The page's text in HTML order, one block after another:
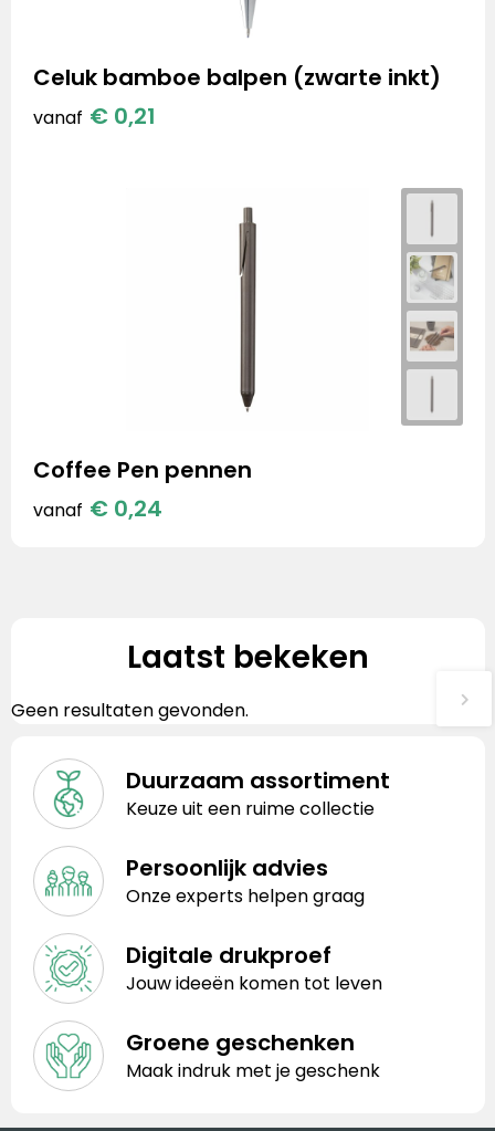
Celuk bamboe balpen (zwarte inkt)
vanaf € 0,21
Coffee Pen pennen
vanaf € 0,24
Laatst bekeken
Geen resultaten gevonden.
Duurzaam assortiment
Keuze uit een ruime collectie
Persoonlijk advies
Onze experts helpen graag
Digitale drukproef
Jouw ideeën komen tot leven
Groene geschenken
Maak indruk met je geschenk